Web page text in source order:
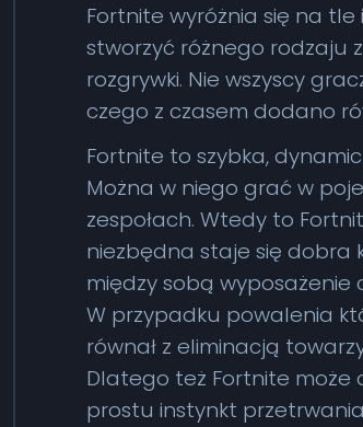
Fortnite wyróżnia się na
stworzyć różnego rodzaju
rozgrywki. Nie wszyscy
czego z czasem dodano
Fortnite to szybka,
Można w niego grać w
zespołach. Wtedy to
niezbędna staje się dobra
między sobą wyposażenie
W przypadku powalenia
równał z eliminacją
Dlatego też Fortnite może
prostu instynkt